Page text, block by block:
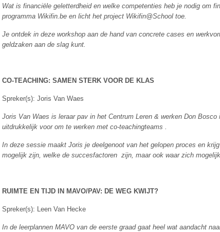
Wat is financiële geletterdheid en welke competenties heb je nodig om
programma Wikifin.be en licht het project Wikifin@School toe.
Je ontdek in deze workshop aan de hand van concrete cases en
geldzaken aan de slag kunt.
CO-TEACHING: SAMEN STERK VOOR DE KLAS
Spreker(s): Joris Van Waes
Joris Van Waes is leraar pav in het Centrum Leren & werken Don
uitdrukkelijk voor om te werken met co-teachingteams .
In deze sessie maakt Joris je deelgenoot van het gelopen proces en
mogelijk zijn, welke de succesfactoren zijn, maar ook waar zich
RUIMTE EN TIJD IN MAVO/PAV: DE WEG KWIJT?
Spreker(s): Leen Van Hecke
In de leerplannen MAVO van de eerste graad gaat heel wat aandacht